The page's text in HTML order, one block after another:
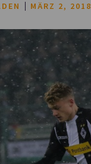
MÄRZ 2, 2018